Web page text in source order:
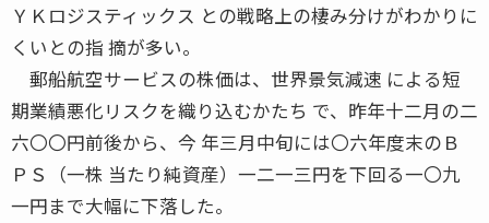
ＹＫロジスティックス との戦略上の棲み分けがわかりに
くいとの指 摘が多い。
郵船航空サービスの株価は、世界景気減速 による短
期業績悪化リスクを織り込むかたち で、昨年十二月の二
六〇〇円前後から、今 年三月中旬には〇六年度末のＢ
ＰＳ（一株 当たり純資産）一二一三円を下回る一〇九
一円まで大幅に下落した。